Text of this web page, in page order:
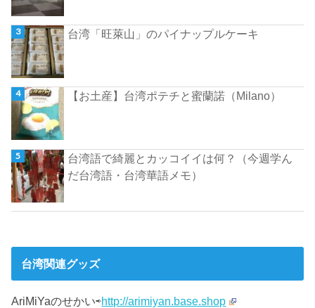
台湾「旺萊山」のパイナップルケーキ
【お土産】台湾ポテチと蜜蘭諾（Milano）
台湾語で綺麗とカッコイイは何？（今週学ん
だ台湾語・台湾華語メモ）
台湾関連グッズ
AriMiYaのせかい⇨http://arimiyan.base.shop